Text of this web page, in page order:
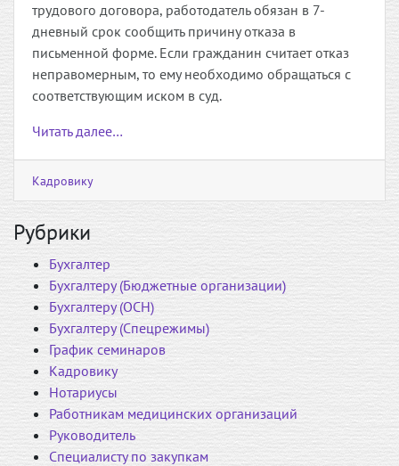
трудового договора, работодатель обязан в 7-
дневный срок сообщить причину отказа в
письменной форме. Если гражданин считает отказ
неправомерным, то ему необходимо обращаться с
соответствующим иском в суд.
Читать далее…
Кадровику
Рубрики
Бухгалтер
Бухгалтеру (Бюджетные организации)
Бухгалтеру (ОСН)
Бухгалтеру (Спецрежимы)
График семинаров
Кадровику
Нотариусы
Работникам медицинских организаций
Руководитель
Специалисту по закупкам